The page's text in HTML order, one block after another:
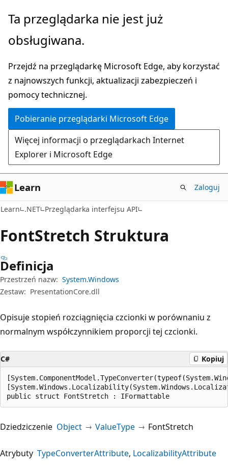
Przejdź
głównej
Przejdź
nawigacji
stronie
Ta przeglądarka nie jest już
obsługiwana.
Przejdź na przeglądarkę Microsoft Edge, aby korzystać
z najnowszych funkcji, aktualizacji zabezpieczeń i
pomocy technicznej.
Pobieranie przeglądarki Microsoft Edge
Więcej informacji o przeglądarkach Internet
Explorer i Microsoft Edge
Learn Zaloguj
Learn .NET Przeglądarka interfejsu API
FontStretch Struktura
Definicja
Przestrzeń nazw: System.Windows
Zestaw: PresentationCore.dll
Opisuje stopień rozciągnięcia czcionki w porównaniu z
normalnym współczynnikiem proporcji tej czcionki.
C# Kopiuj
public struct FontStretch : IFormattable
Dziedziczenie Object ValueType FontStretch
Atrybuty TypeConverterAttribute LocalizabilityAttribute